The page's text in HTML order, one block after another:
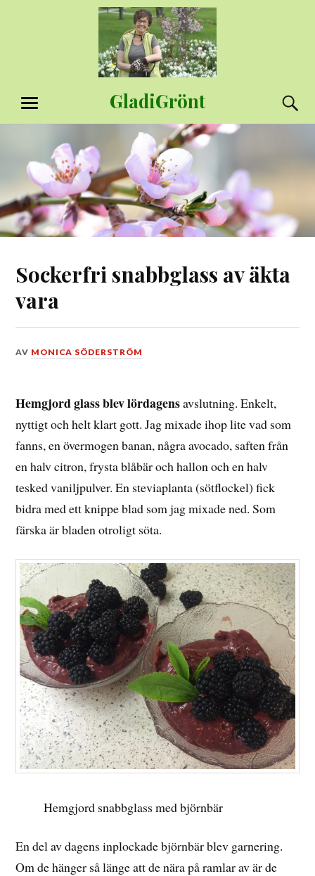
GladiGrönt
MENY
Sockerfri snabbglass av äkta
vara
DEN
2016
AV MONICA SÖDERSTRÖM
Hemgjord glass blev lördagensavslutning. Enkelt,
nyttigt och helt klart gott. Jag mixade ihop lite vad som
fanns, en övermogen banan, några avocado, saften från
en halv citron, frysta blåbär och hallon och en halv
tesked vaniljpulver. En steviaplanta (sötflockel) fick
bidra med ett knippe blad som jag mixade ned. Som
färska är bladen otroligt söta.
Hemgjord snabbglass med björnbär
En del av dagens inplockade björnbär blev garnering.
Om de hänger så länge att de nära på ramlar av är de